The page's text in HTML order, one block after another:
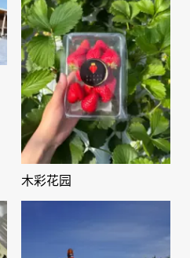
木彩花园